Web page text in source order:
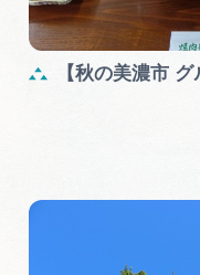
【秋の美濃市